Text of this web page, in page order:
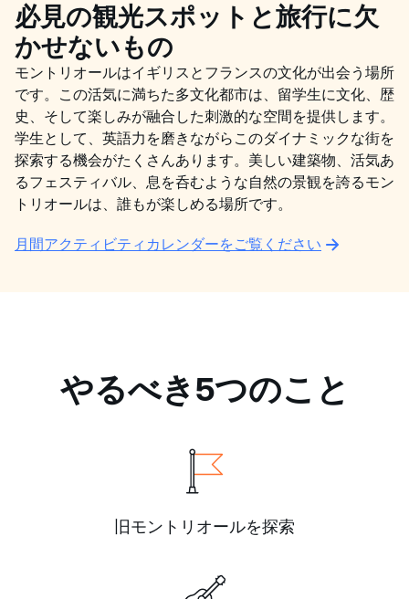
必見の観光スポットと旅行に欠
かせないもの
モントリオールはイギリスとフランスの文化が出会う場所
です。この活気に満ちた多文化都市は、留学生に文化、歴
史、そして楽しみが融合した刺激的な空間を提供します。
学生として、英語力を磨きながらこのダイナミックな街を
探索する機会がたくさんあります。美しい建築物、活気あ
るフェスティバル、息を呑むような自然の景観を誇るモン
トリオールは、誰もが楽しめる場所です。
月間アクティビティカレンダーをご覧ください
やるべき5つのこと
旧モントリオールを探索